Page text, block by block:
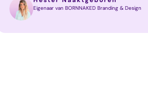
blijven maar ook
Eigenaar van BORNNAKED